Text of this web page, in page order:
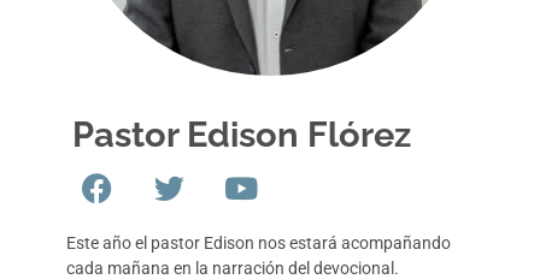
Pastor Edison Flórez
Este año el pastor Edison nos estará acompañando
cada mañana en la narración del devocional.